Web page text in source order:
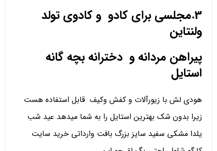
3.مجلسی برای کادو و کادوی تولد
ولنتاین
پیراهن مردانه و دخترانه بچه گانه
استایل
هودی لش با زیورآلات و کفش وکیف قابل استفاده هست
زیرا بدون شک بهترین استایل را به شما میدهد عید شب
یلدا مشکی سفید سایز بزرگ بافت وارداتی خرید سایت